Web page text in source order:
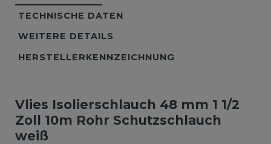
TECHNISCHE DATEN
WEITERE DETAILS
HERSTELLERKENNZEICHNUNG
Vlies Isolierschlauch 48 mm 1 1/2
Zoll 10m Rohr Schutzschlauch
weiß